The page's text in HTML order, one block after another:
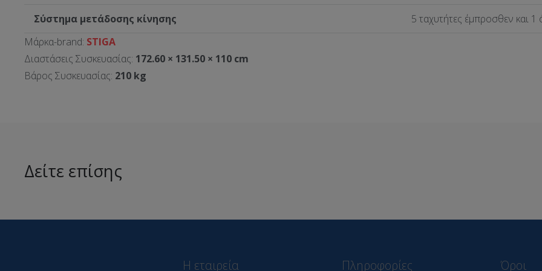
Σύστημα μετάδοσης κίνησης
5 ταχυτήτες έμπροσθεν και 1
Μάρκα-brand: STIGA
Διαστάσεις Συσκευασίας: 172.60 × 131.50 × 110 cm
Βάρος Συσκευασίας: 210 kg
Δείτε επίσης
Η εταιρεία Πληροφορίες Όροι